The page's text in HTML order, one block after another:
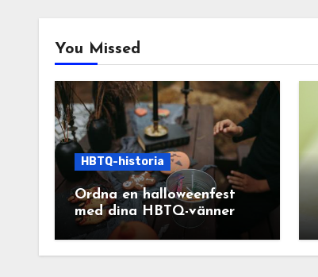
You Missed
HBTQ-historia
Ordna en halloweenfest
med dina HBTQ-vänner